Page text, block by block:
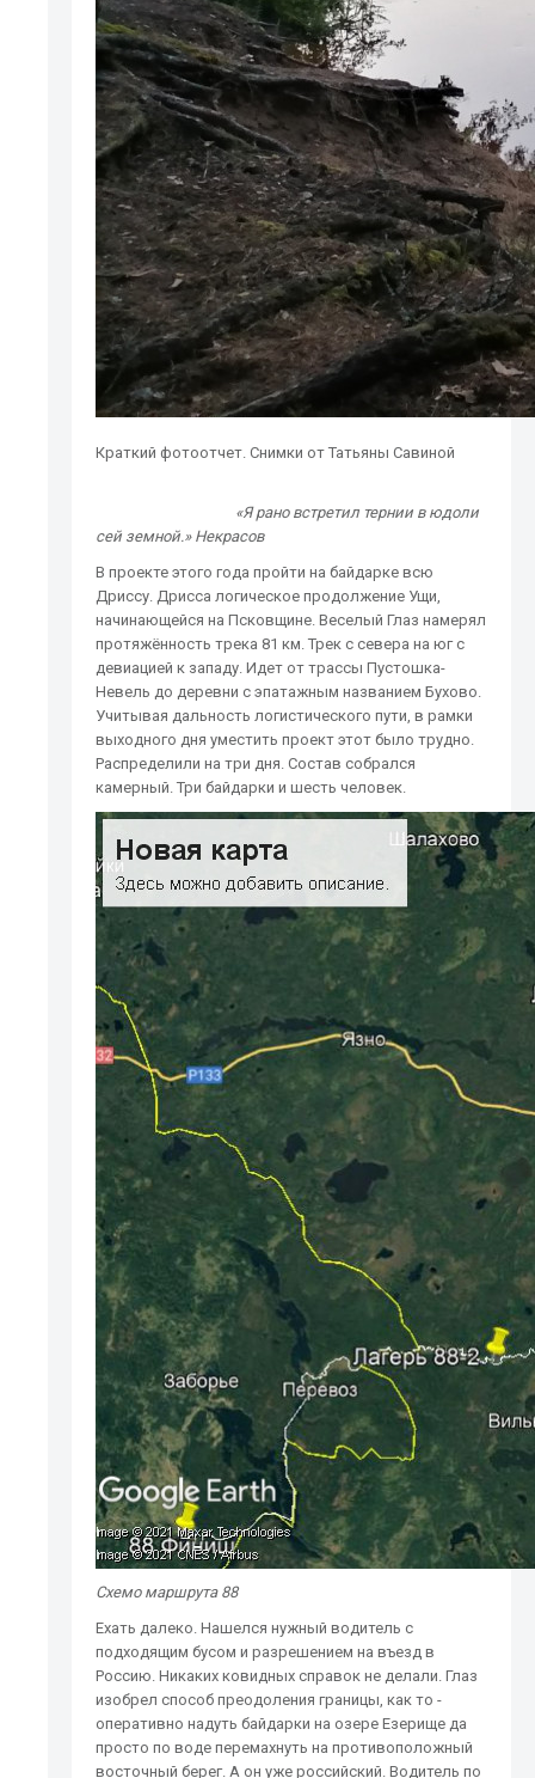
Краткий фотоотчет. Снимки от Татьяны Савиной
«Я рано встретил тернии в юдоли
сей земной.» Некрасов
В проекте этого года пройти на байдарке всю
Дриссу. Дрисса логическое продолжение Ущи,
начинающейся на Псковщине. Веселый Глаз намерял
протяжённость трека 81 км. Трек с севера на юг с
девиацией к западу. Идет от трассы Пустошка-
Невель до деревни с эпатажным названием Бухово.
Учитывая дальность логистического пути, в рамки
выходного дня уместить проект этот было трудно.
Распределили на три дня. Состав собрался
камерный. Три байдарки и шесть человек.
Схемо маршрута 88
Ехать далеко. Нашелся нужный водитель с
подходящим бусом и разрешением на въезд в
Россию. Никаких ковидных справок не делали. Глаз
изобрел способ преодоления границы, как то -
оперативно надуть байдарки на озере Езерище да
просто по воде перемахнуть на противоположный
восточный берег. А он уже российский. Водитель по